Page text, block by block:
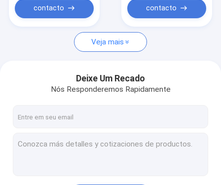
Contate-nos
Cabo de fibra ótica de ADSS
contacto contacto
Veja mais
Deixe Um Recado
Nós Responderemos Rapidamente